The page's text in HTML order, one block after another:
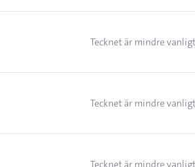
Tecknet är mindre vanligt
Tecknet är mindre vanligt
Tecknet är mindre vanligt